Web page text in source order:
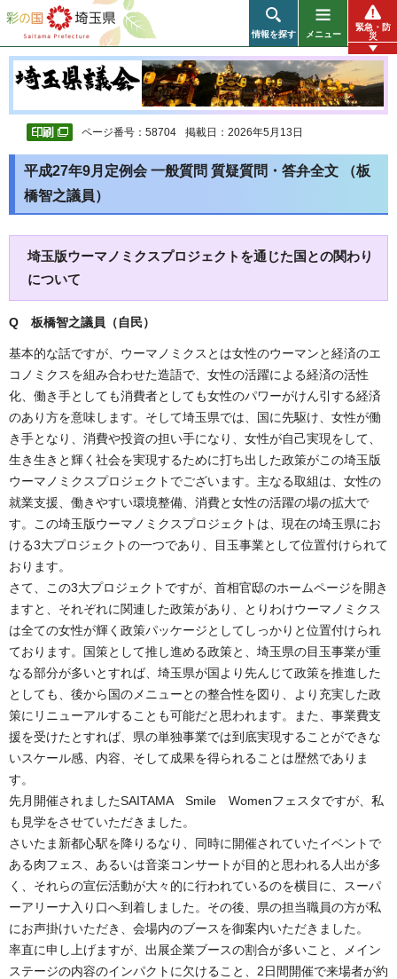
彩の国 埼玉県
情報を探す メニュー
緊急・防
災
ページ番号：58704 掲載日：2026年5月13日
平成27年9月定例会 一般質問 質疑質問・答弁全文 （板
橋智之議員）
埼玉版ウーマノミクスプロジェクトを通じた国との関わり
について
Q 板橋智之議員（自民）
基本的な話ですが、ウーマノミクスとは女性のウーマンと経済のエ
コノミクスを組み合わせた造語で、女性の活躍による経済の活性
化、働き手としても消費者としても女性のパワーがけん引する経済
のあり方を意味します。そして埼玉県では、国に先駆け、女性が働
き手となり、消費や投資の担い手になり、女性が自己実現をして、
生き生きと輝く社会を実現するために打ち出した政策がこの埼玉版
ウーマノミクスプロジェクトでございます。主なる取組は、女性の
就業支援、働きやすい環境整備、消費と女性の活躍の場の拡大で
す。この埼玉版ウーマノミクスプロジェクトは、現在の埼玉県にお
ける3大プロジェクトの一つであり、目玉事業として位置付けられて
おります。
さて、この3大プロジェクトですが、首相官邸のホームページを開き
ますと、それぞれに関連した政策があり、とりわけウーマノミクス
は全ての女性が輝く政策パッケージとしてしっかりと位置付けられ
ております。国策として推し進める政策と、埼玉県の目玉事業が重
なる部分が多いとすれば、埼玉県が国より先んじて政策を推進した
としても、後から国のメニューとの整合性を図り、より充実した政
策にリニューアルすることも可能だと思われます。また、事業費支
援を受けたとすれば、県の単独事業では到底実現することができな
いスケール感、内容、そして成果を得られることは歴然でありま
す。
先月開催されましたSAITAMA Smile Womenフェスタですが、私
も見学をさせていただきました。
さいたま新都心駅を降りるなり、同時に開催されていたイベントで
ある肉フェス、あるいは音楽コンサートが目的と思われる人出が多
く、それらの宣伝活動が大々的に行われているのを横目に、スーパ
ーアリーナ入り口へ到着しました。その後、県の担当職員の方が私
にお声掛けいただき、会場内のブースを御案内いただきました。
率直に申し上げますが、出展企業ブースの割合が多いこと、メイン
ステージの内容のインパクトに欠けること、2日間開催で来場者が約